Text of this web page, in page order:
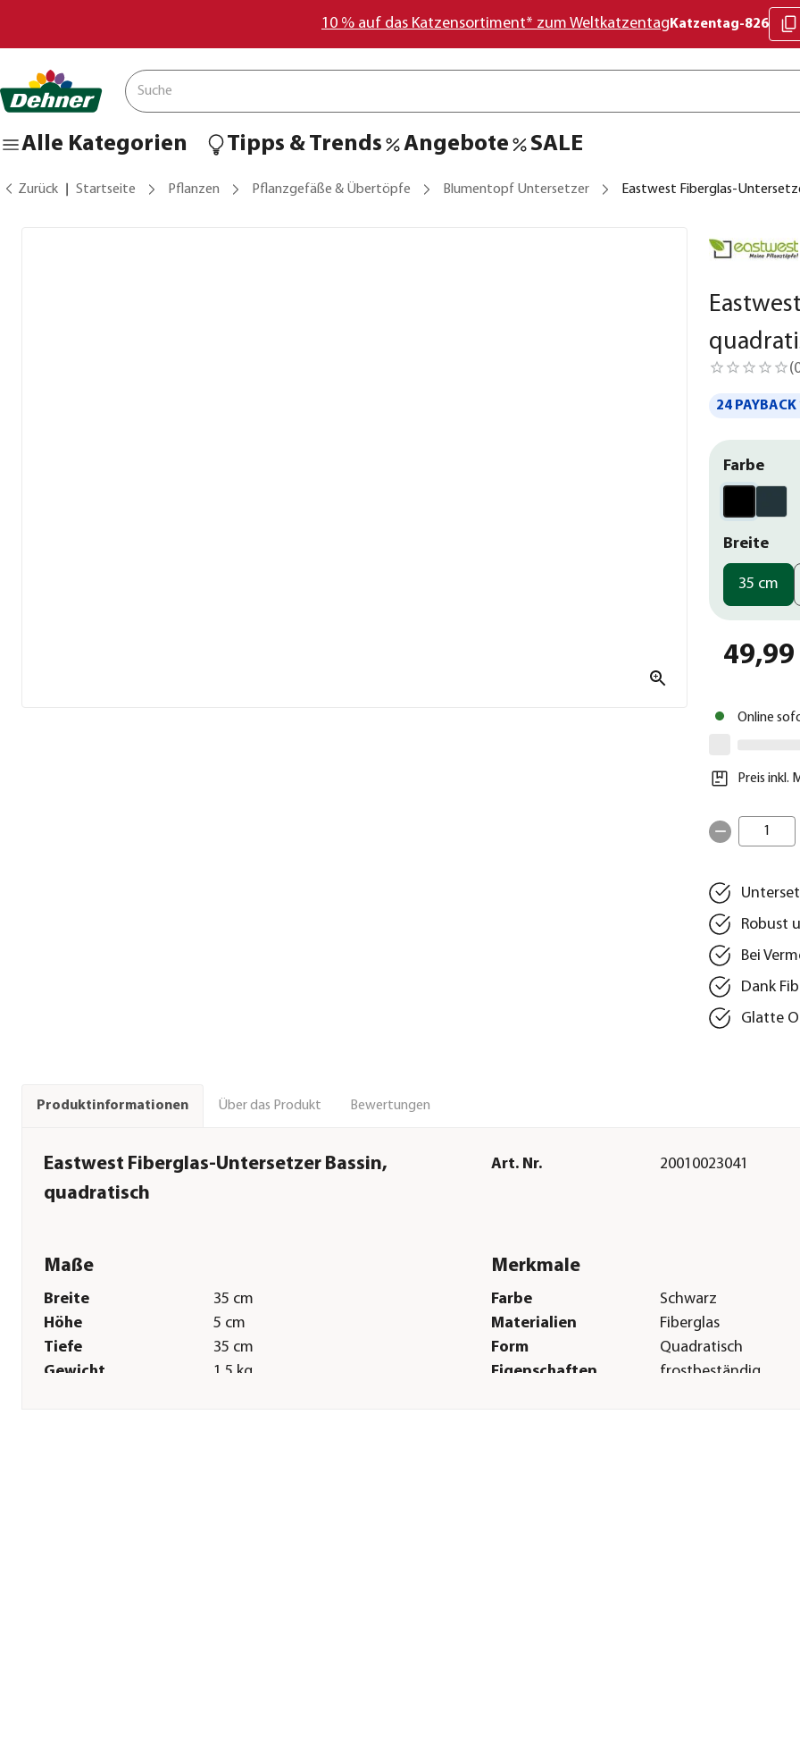
10 % auf das Katzensortiment* zum Weltkatzentag Katzentag-826
Alle Kategorien Tipps & Trends Angebote SALE
Zurück Startseite Pflanzen Pflanzgefäße & Übertöpfe Blumentopf Untersetzer Eastwest Fiberglas-
(
24
Farbe
Breite
35 cm
49,99
Online
Preis inkl.
1
Robust
Bei
Dank
Glatte
Produktinformationen Über das Produkt Bewertungen
Eastwest Fiberglas-Untersetzer Bassin,
quadratisch
Art. Nr. 20010023041
Maße
Breite
35 cm
Höhe
5 cm
Tiefe
35 cm
Gewicht
1,5 kg
Merkmale
Farbe
Schwarz
Materialien
Fiberglas
Form
Quadratisch
Eigenschaften
frostbeständig